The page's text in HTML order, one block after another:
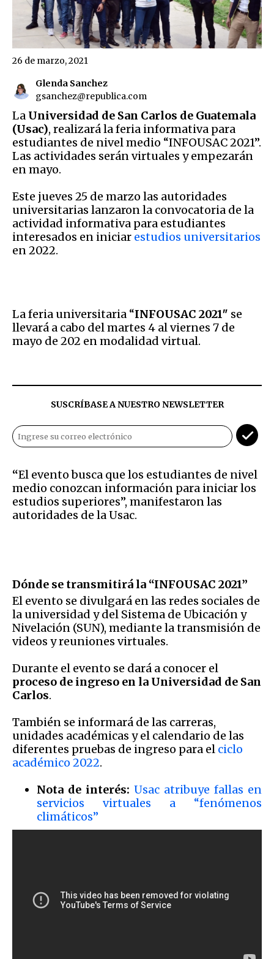
Glenda Sanchez
gsanchez@republica.com
26 de marzo, 2021
La Universidad de San Carlos de Guatemala
(Usac), realizará la feria informativa para
estudiantes de nivel medio “INFOUSAC 2021”.
Las actividades serán virtuales y empezarán
en mayo.
Este jueves 25 de marzo las autoridades
universitarias lanzaron la convocatoria de la
actividad informativa para estudiantes
interesados en iniciar estudios universitarios
en 2022.
La feria universitaria “INFOUSAC 2021″ se
llevará a cabo del martes 4 al viernes 7 de
mayo de 202 en modalidad virtual.
SUSCRÍBASE A NUESTRO NEWSLETTER
“El evento busca que los estudiantes de nivel
medio conozcan información para iniciar los
estudios superiores”, manifestaron las
autoridades de la Usac.
Dónde se transmitirá la “INFOUSAC 2021”
El evento se divulgará en las redes sociales de
la universidad y del Sistema de Ubicación y
Nivelación (SUN), mediante la transmisión de
videos y reuniones virtuales.
Durante el evento se dará a conocer el
proceso de ingreso en la Universidad de San
Carlos.
También se informará de las carreras,
unidades académicas y el calendario de las
diferentes pruebas de ingreso para el ciclo
académico 2022.
Nota de interés: Usac atribuye fallas en
servicios virtuales a “fenómenos
climáticos”